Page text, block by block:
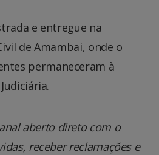
e entregue na
de Amambai, onde o
permaneceram à
aberto direto com o
receber reclamações e